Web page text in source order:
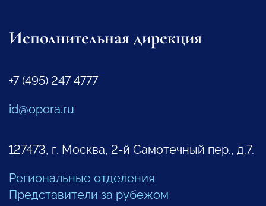
Исполнительная дирекция
+7 (495) 247 4777
id@opora.ru
127473, г. Москва, 2-й Самотечный пер., д.7.
Региональные отделения
Представители за рубежом